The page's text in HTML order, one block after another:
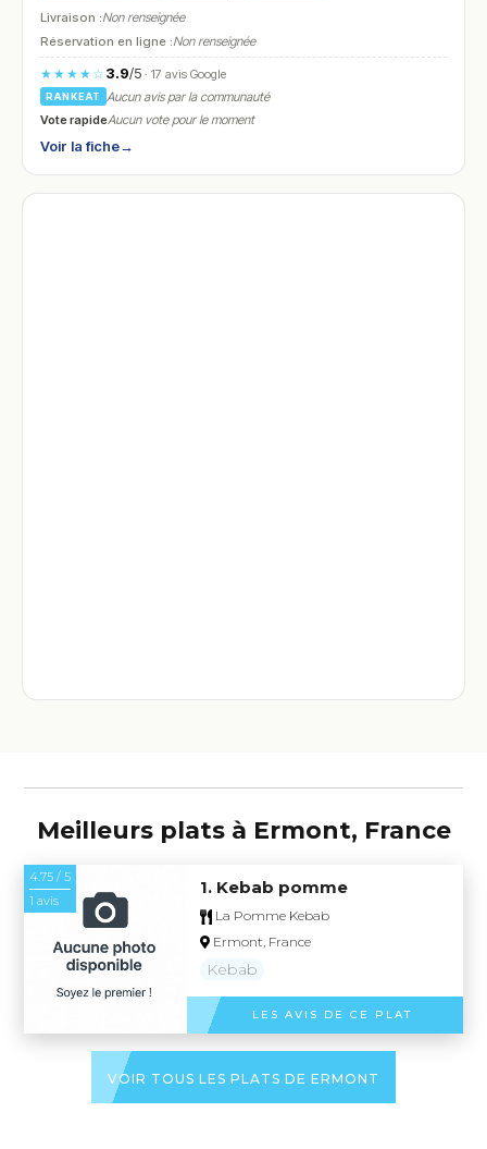
Livraison :Non renseignée
Réservation en ligne :Non renseignée
★★★★☆ 3.9/5· 17 avis Google
RANKEAT
Aucun avis par la communauté
Vote rapideAucun vote pour le moment
Voir la fiche→
Meilleurs plats à Ermont, France
4.75 / 5
1 avis
1. Kebab pomme
La Pomme Kebab
Ermont, France
Kebab
LES AVIS DE CE PLAT
VOIR TOUS LES PLATS DE ERMONT